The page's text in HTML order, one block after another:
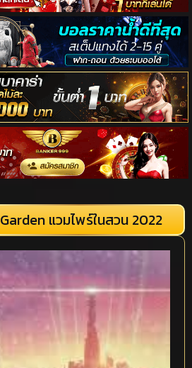
แวมไพร์ในสวน 2022